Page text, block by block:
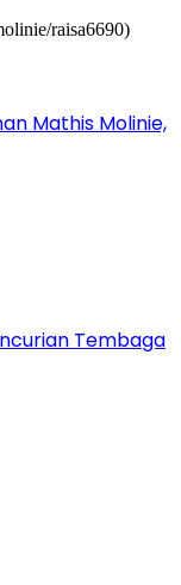
Mathis Molinie,
Tembaga